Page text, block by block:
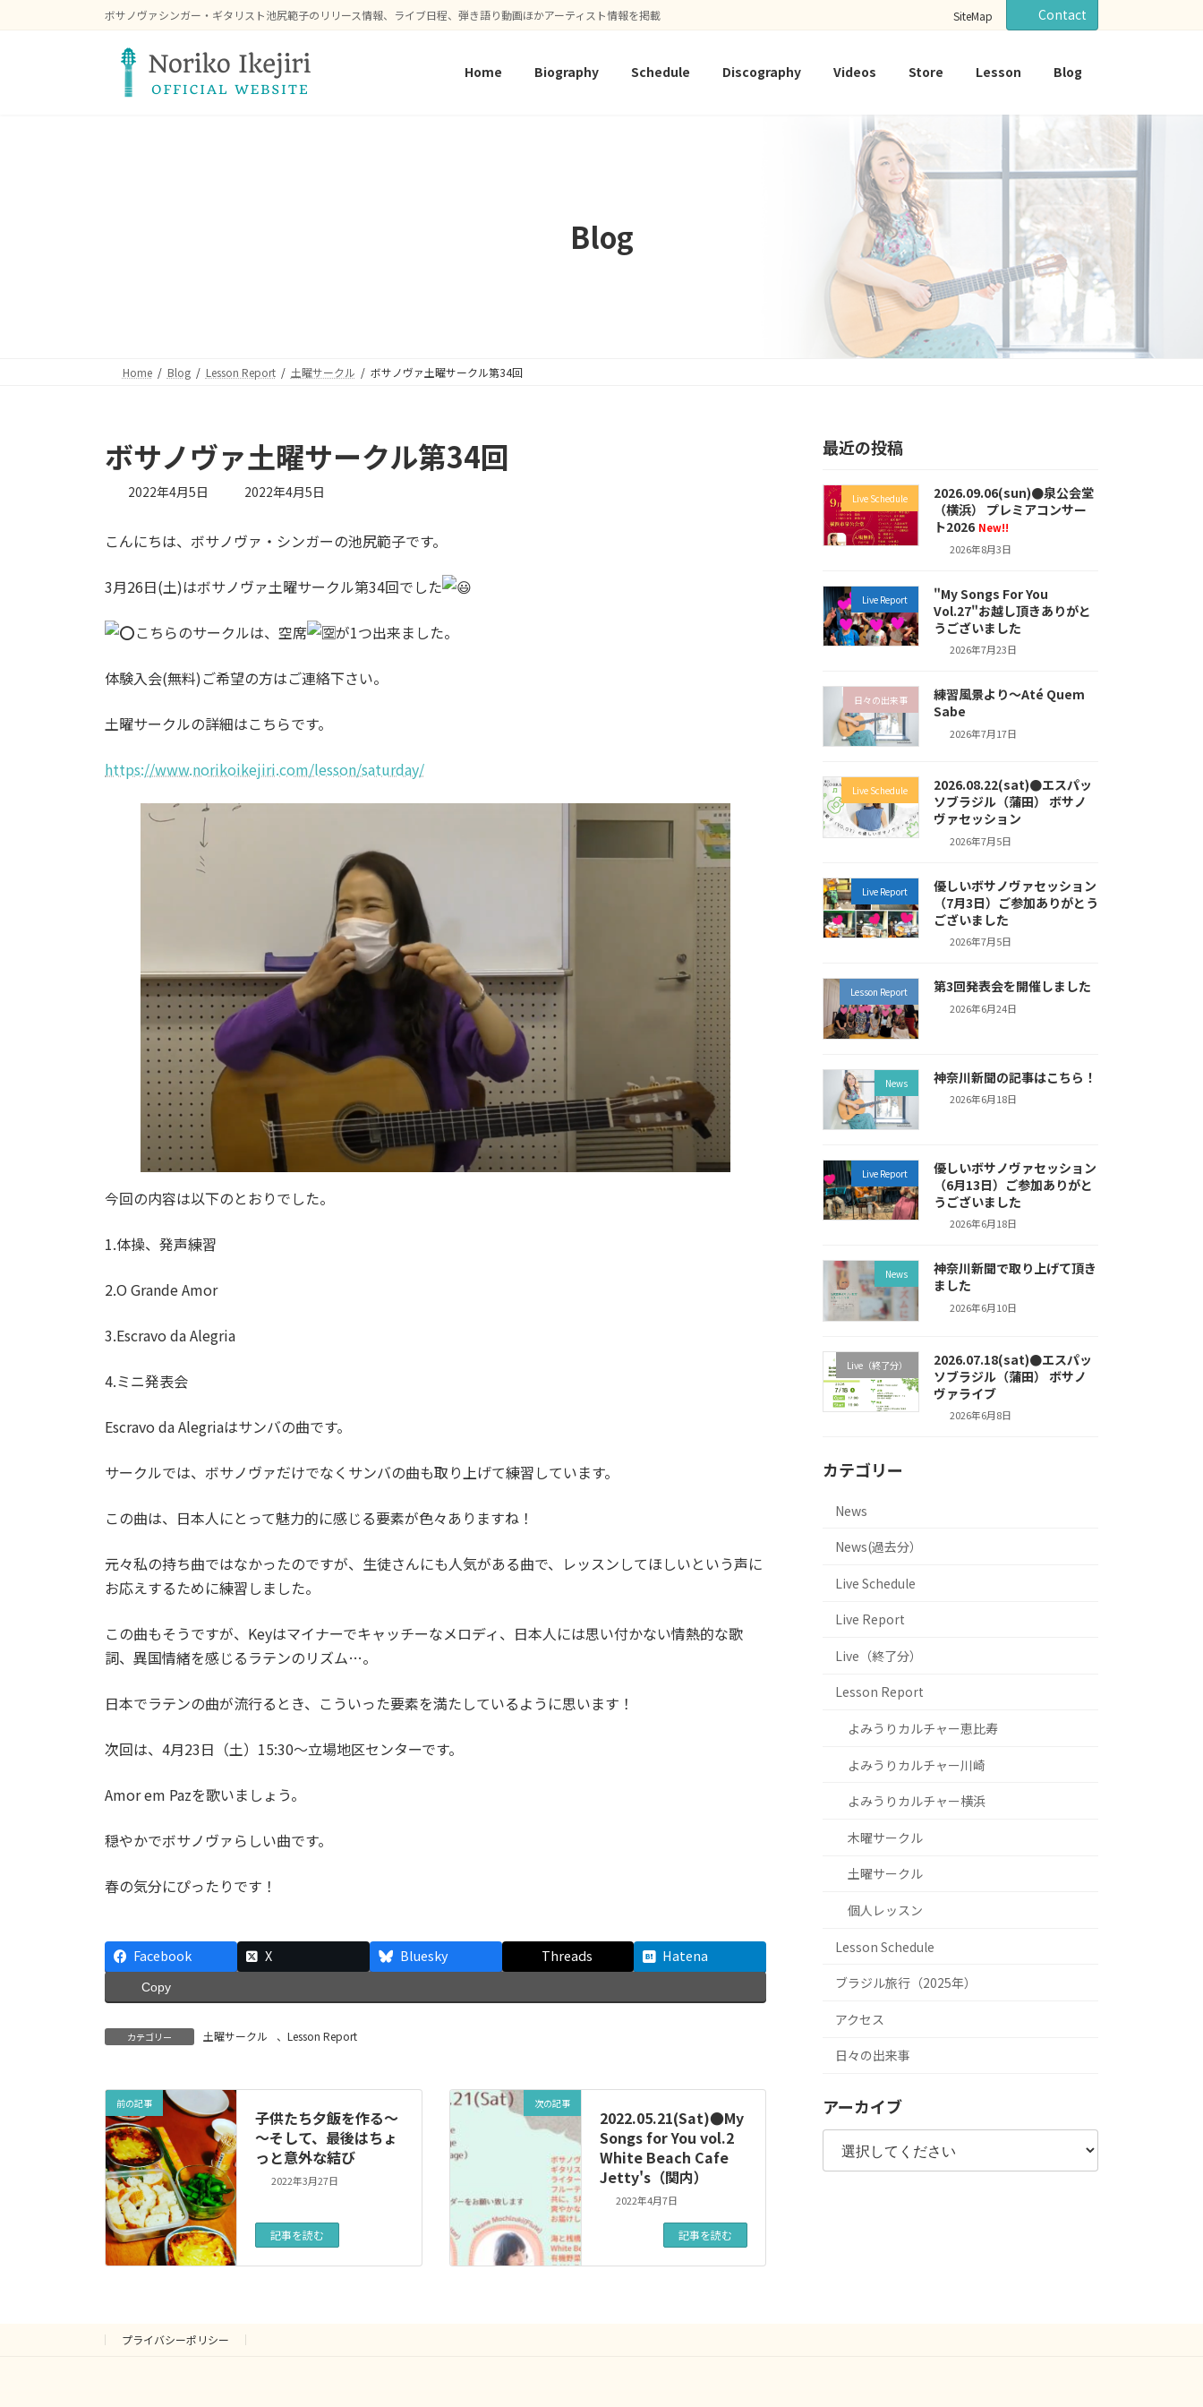
ン
ビ
ボサノヴァシンガー・ギタリスト池尻範子のリリース情報、ライブ日程、弾き語り動画ほかアーティスト情報を掲載 SiteMap Contact
Home Biography Schedule Discography Videos Store Lesson Blog
Blog
Home Blog Lesson Report 土曜サークル ボサノヴァ土曜サークル第34回
ボサノヴァ土曜サークル第34回
2022年4月5日
最
新
時
:
2022年4月5日
こんにちは、ボサノヴァ・シンガーの池尻範子です。
3月26日(土)はボサノヴァ土曜サークル第34回でした
こちらのサークルは、空席 が1つ出来ました。
体験入会(無料)ご希望の方はご連絡下さい。
土曜サークルの詳細はこちらです。
https://www.norikoikejiri.com/lesson/saturday/
今回の内容は以下のとおりでした。
1.体操、発声練習
2.O Grande Amor
3.Escravo da Alegria
4.ミニ発表会
Escravo da Alegriaはサンバの曲です。
サークルでは、ボサノヴァだけでなくサンバの曲も取り上げて練習しています。
この曲は、日本人にとって魅力的に感じる要素が色々ありますね！
元々私の持ち曲ではなかったのですが、生徒さんにも人気がある曲で、レッスンしてほしいという声に
お応えするために練習しました。
この曲もそうですが、Keyはマイナーでキャッチーなメロディ、日本人には思い付かない情熱的な歌
詞、異国情緒を感じるラテンのリズム…。
日本でラテンの曲が流行るとき、こういった要素を満たしているように思います！
次回は、4月23日（土）15:30～立場地区センターです。
Amor em Pazを歌いましょう。
穏やかでボサノヴァらしい曲です。
春の気分にぴったりです！
Facebook X Bluesky Threads Hatena
Copy
カテゴリー 土曜サークル 、 Lesson Report
前の記事
子供たち夕飯を作る～
～そして、最後はちょ
っと意外な結び
2022年3月27日
記事を読む
次の記事
2022.05.21(Sat)●My
Songs for You vol.2
White Beach Cafe
Jetty's（関内）
2022年4月7日
記事を読む
最近の投稿
Live Schedule
2026.09.06(sun)●泉公会堂
（横浜） プレミアコンサー
ト2026 New!!
2026年8月3日
Live Report
"My Songs For You
Vol.27"お越し頂きありがと
うございました
2026年7月23日
日々の出来事
練習風景より～Até Quem
Sabe
2026年7月17日
Live Schedule
2026.08.22(sat)●エスパッ
ソブラジル（蒲田） ボサノ
ヴァセッション
2026年7月5日
Live Report
優しいボサノヴァセッション
（7月3日）ご参加ありがとう
ございました
2026年7月5日
Lesson Report 第3回発表会を開催しました
2026年6月24日
News 神奈川新聞の記事はこちら！
2026年6月18日
Live Report
優しいボサノヴァセッション
（6月13日）ご参加ありがと
うございました
2026年6月18日
News
神奈川新聞で取り上げて頂き
ました
2026年6月10日
Live（終了分）
2026.07.18(sat)●エスパッ
ソブラジル（蒲田） ボサノ
ヴァライブ
2026年6月8日
カテゴリー
News
News(過去分）
Live Schedule
Live Report
Live（終了分）
Lesson Report
よみうりカルチャー恵比寿
よみうりカルチャー川崎
よみうりカルチャー横浜
木曜サークル
土曜サークル
個人レッスン
Lesson Schedule
ブラジル旅行（2025年）
アクセス
日々の出来事
アーカイブ
プライバシーポリシー